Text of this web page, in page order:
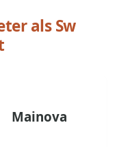
alsSw
Mainova